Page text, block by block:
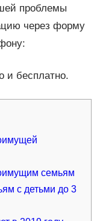
проблемы
через форму
и бесплатно.
семьям
с детьми до 3